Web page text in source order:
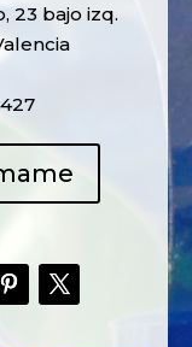
23 bajo izq.